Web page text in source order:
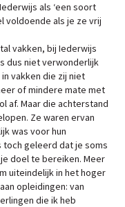
als ‘een soort
voldoende als je ze vrij
vakken, bij Iederwijs
dus niet verwonderlijk
vakken die zij niet
of mindere mate met
af. Maar die achterstand
Ze waren ervan
was voor hun
geleerd dat je soms
doel te bereiken. Meer
uiteindelijk in het hoger
opleidingen: van
die ik heb